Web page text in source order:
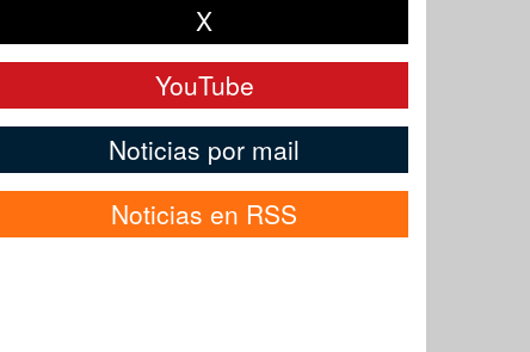
X
YouTube
Noticias por mail
Noticias en RSS